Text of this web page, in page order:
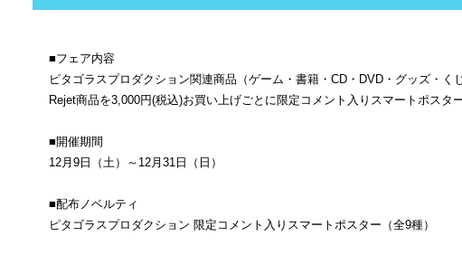
■フェア内容
ピタゴラスプロダクション関連商品（ゲーム・書籍・CD・DVD・グッズ・く
Rejet商品を3,000円(税込)お買い上げごとに限定コメント入りスマートポスタ
■開催期間
12月9日（土）～12月31日（日）
■配布ノベルティ
ピタゴラスプロダクション 限定コメント入りスマートポスター（全9種）